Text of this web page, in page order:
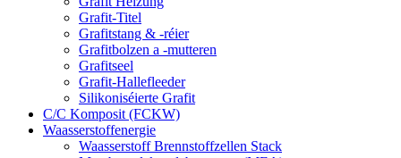
Grafit-Titel
Grafitstang & -réier
Grafitbolzen a -mutteren
Grafitseel
Grafit-Hallefleeder
Silikoniséierte Grafit
C/C Komposit (FCKW)
Waasserstoffenergie
Waasserstoff Brennstoffzellen Stack